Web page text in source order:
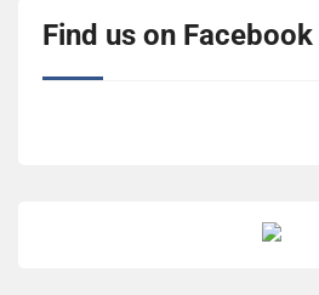
Find us on Facebook